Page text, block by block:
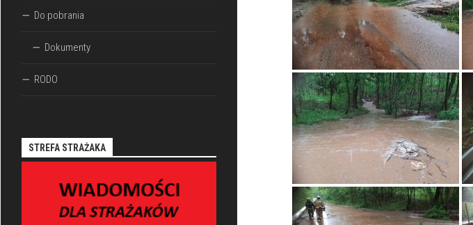
Do pobrania
Dokumenty
RODO
STREFA STRAŻAKA